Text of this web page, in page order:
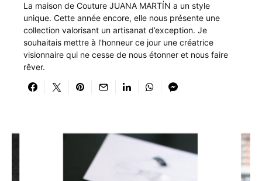
La maison de Couture JUANA MARTÍN a un style
unique. Cette année encore, elle nous présente une
collection valorisant un artisanat d’exception. Je
souhaitais mettre à l'honneur ce jour une créatrice
visionnaire qui ne cesse de nous étonner et nous faire
rêver.